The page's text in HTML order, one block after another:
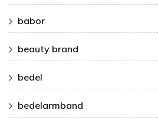
babor
beauty brand
bedel
bedelarmband